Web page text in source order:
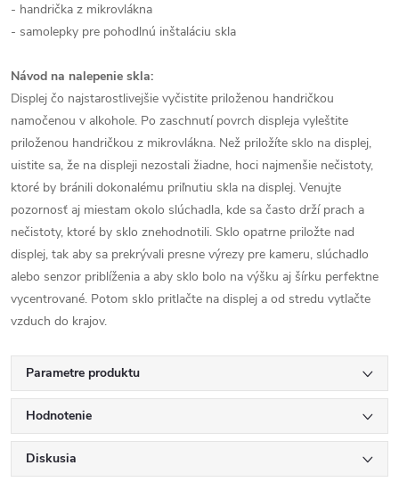
- handrička z mikrovlákna
- samolepky pre pohodlnú inštaláciu skla
Návod na nalepenie skla:
Displej čo najstarostlivejšie vyčistite priloženou handričkou
namočenou v alkohole. Po zaschnutí povrch displeja vyleštite
priloženou handričkou z mikrovlákna. Než priložíte sklo na displej,
uistite sa, že na displeji nezostali žiadne, hoci najmenšie nečistoty,
ktoré by bránili dokonalému priľnutiu skla na displej. Venujte
pozornosť aj miestam okolo slúchadla, kde sa často drží prach a
nečistoty, ktoré by sklo znehodnotili. Sklo opatrne priložte nad
displej, tak aby sa prekrývali presne výrezy pre kameru, slúchadlo
alebo senzor priblíženia a aby sklo bolo na výšku aj šírku perfektne
vycentrované. Potom sklo pritlačte na displej a od stredu vytlačte
vzduch do krajov.
Parametre produktu
Hodnotenie
Diskusia